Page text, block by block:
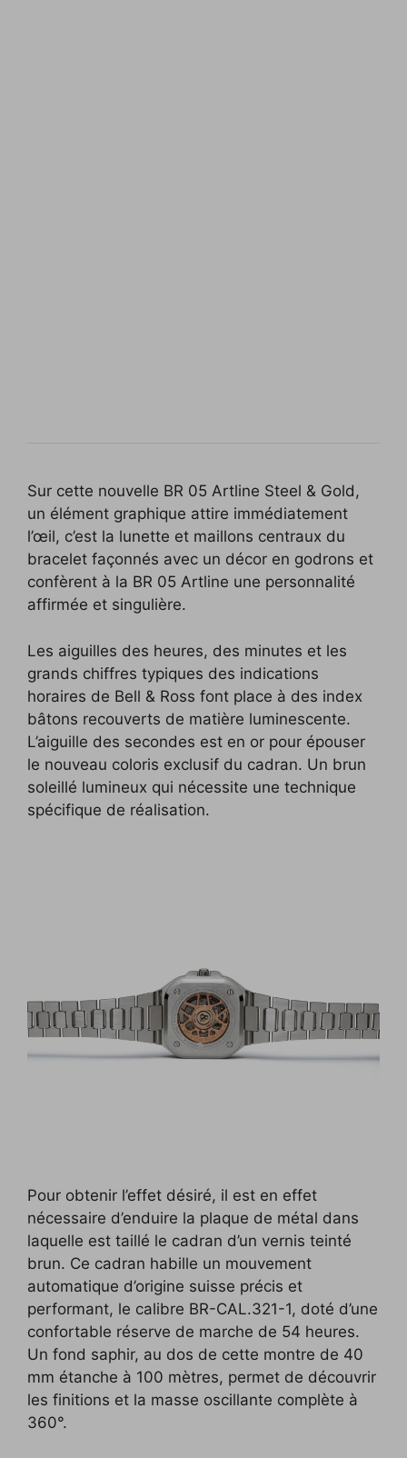
Sur cette nouvelle BR 05 Artline Steel & Gold,
un élément graphique attire immédiatement
l’œil, c’est la lunette et maillons centraux du
bracelet façonnés avec un décor en godrons et
confèrent à la BR 05 Artline une personnalité
affirmée et singulière.
Les aiguilles des heures, des minutes et les
grands chiffres typiques des indications
horaires de Bell & Ross font place à des index
bâtons recouverts de matière luminescente.
L’aiguille des secondes est en or pour épouser
le nouveau coloris exclusif du cadran. Un brun
soleillé lumineux qui nécessite une technique
spécifique de réalisation.
Pour obtenir l’effet désiré, il est en effet
nécessaire d’enduire la plaque de métal dans
laquelle est taillé le cadran d’un vernis teinté
brun. Ce cadran habille un mouvement
automatique d’origine suisse précis et
performant, le calibre BR-CAL.321-1, doté d’une
confortable réserve de marche de 54 heures.
Un fond saphir, au dos de cette montre de 40
mm étanche à 100 mètres, permet de découvrir
les finitions et la masse oscillante complète à
360°.